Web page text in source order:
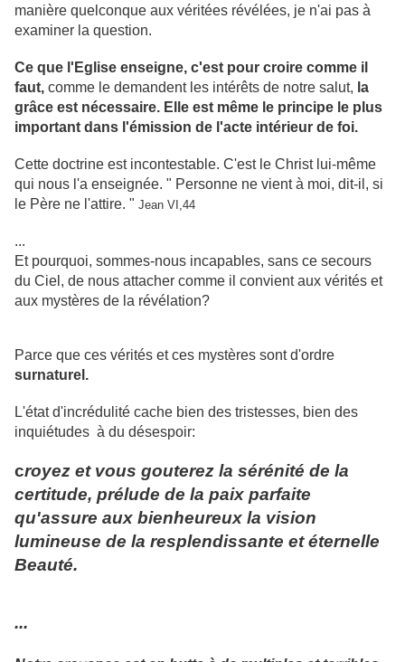
manière quelconque aux véritées révélées, je n'ai pas à
examiner la question.
Ce que l'Eglise enseigne, c'est pour croire comme il
faut, comme le demandent les intérêts de notre salut, la
grâce est nécessaire. Elle est même le principe le plus
important dans l'émission de l'acte intérieur de foi.
Cette doctrine est incontestable. C'est le Christ lui-même
qui nous l'a enseignée. " Personne ne vient à moi, dit-il, si
le Père ne l'attire. " Jean VI,44
...
Et pourquoi, sommes-nous incapables, sans ce secours
du Ciel, de nous attacher comme il convient aux vérités et
aux mystères de la révélation?
Parce que ces vérités et ces mystères sont d'ordre
surnaturel.
L'état d'incrédulité cache bien des tristesses, bien des
inquiétudes à du désespoir:
croyez et vous gouterez la sérénité de la
certitude, prélude de la paix parfaite
qu'assure aux bienheureux la vision
lumineuse de la resplendissante et éternelle
Beauté.
...